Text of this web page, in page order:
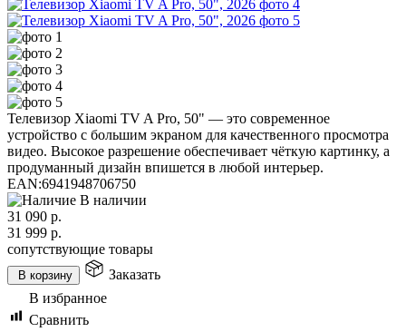
Телевизор Xiaomi TV A Pro, 50" — это современное
устройство с большим экраном для качественного просмотра
видео. Высокое разрешение обеспечивает чёткую картинку, а
продуманный дизайн впишется в любой интерьер.
EAN:6941948706750
В наличии
31 090 р.
31 999 р.
сопутствующие товары
В корзину
Заказать
В избранное
Сравнить